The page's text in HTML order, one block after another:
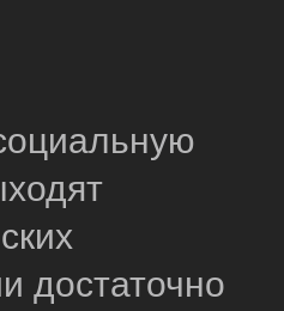
достаточно